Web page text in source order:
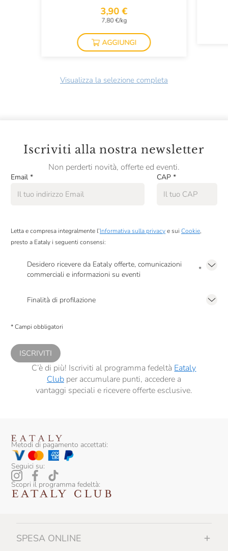
3,90 €
7,80 €/kg
AGGIUNGI
Visualizza la selezione completa
Iscriviti alla nostra newsletter
Non perderti novità, offerte ed eventi.
Email * CAP *
Letta e compresa integralmente l’Informativa sulla privacye sui Cookie,
presto a Eataly i seguenti consensi:
Desidero ricevere da Eataly offerte, comunicazioni
commerciali e informazioni su eventi
*
Finalità di profilazione
comunicazioni commerciali personalizzate, in caso di consenso prestato ai
* Campi obbligatori
ISCRIVITI
C’è di più! Iscriviti al programma fedeltà Eataly
Clubper accumulare punti, accedere a
vantaggi speciali e ricevere offerte esclusive.
Metodi di pagamento accettati:
Seguici su:
Scopri il programma fedeltà:
SPESA ONLINE